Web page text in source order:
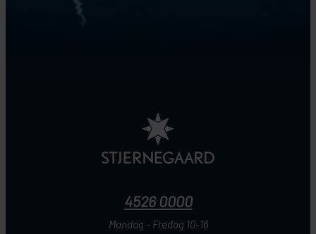
4526 0000
Mandag - Fredag 10-16